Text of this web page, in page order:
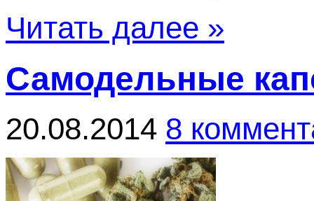
Читать далее »
Самодельные
20.08.2014 8